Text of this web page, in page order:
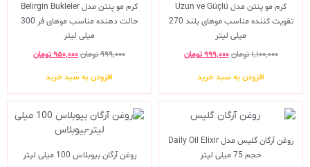
کرم مو پنتن مدل Uzun ve Güçlü
تقویت کننده مناسب موهای بلند 270
میلی لیتر
۱,۱۰۰,۰۰۰تومان۹۹۹,۰۰۰ تومان
افزودن به سبد خرید
کرم مو پنتن مدل Belirgin Bukleler
حالت دهنده مناسب موهای فر 300
میلی لیتر
۹۹۹,۰۰۰تومان۹۵۰,۰۰۰تومان
افزودن به سبد خرید
روغن آرگان گلیس مدل Daily Oil Elixir
حجم 75 میلی لیتر
روغن آرگان بیوبلاس 100 میلی لیتر